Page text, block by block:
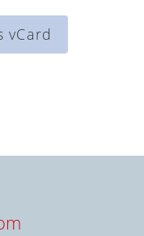
vCard